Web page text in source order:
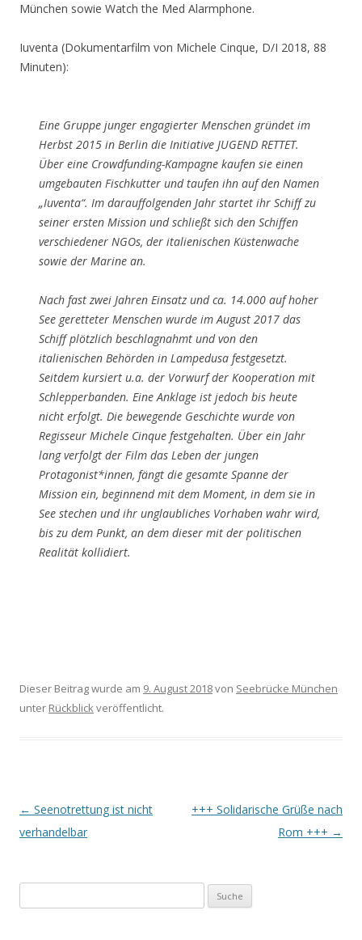
München sowie Watch the Med Alarmphone.
Iuventa (Dokumentarfilm von Michele Cinque, D/I 2018, 88
Minuten):
Eine Gruppe junger engagierter Menschen gründet im
Herbst 2015 in Berlin die Initiative JUGEND RETTET.
Über eine Crowdfunding-Kampagne kaufen sie einen
umgebauten Fischkutter und taufen ihn auf den Namen
„Iuventa“. Im darauffolgenden Jahr startet ihr Schiff zu
seiner ersten Mission und schließt sich den Schiffen
verschiedener NGOs, der italienischen Küstenwache
sowie der Marine an.
Nach fast zwei Jahren Einsatz und ca. 14.000 auf hoher
See geretteter Menschen wurde im August 2017 das
Schiff plötzlich beschlagnahmt und von den
italienischen Behörden in Lampedusa festgesetzt.
Seitdem kursiert u.a. der Vorwurf der Kooperation mit
Schlepperbanden. Eine Anklage ist jedoch bis heute
nicht erfolgt. Die bewegende Geschichte wurde von
Regisseur Michele Cinque festgehalten. Über ein Jahr
lang verfolgt der Film das Leben der jungen
Protagonist*innen, fängt die gesamte Spanne der
Mission ein, beginnend mit dem Moment, in dem sie in
See stechen und ihr unglaubliches Vorhaben wahr wird,
bis zu dem Punkt, an dem dieser mit der politischen
Realität kollidiert.
Dieser Beitrag wurde am 9. August 2018von Seebrücke München
unter Rückblickveröffentlicht.
Beitrags-
Navigation
← Seenotrettung ist nicht
verhandelbar
+++ Solidarische Grüße nach
Rom +++ →
u